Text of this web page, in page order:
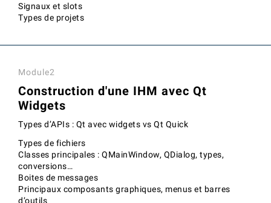
Signaux et slots
Types de projets
Module2
Construction d'une IHM avec Qt
Widgets
Types d’APIs : Qt avec widgets vs Qt Quick
Types de fichiers
Classes principales : QMainWindow, QDialog, types,
conversions…
Boites de messages
Principaux composants graphiques, menus et barres
d’outils